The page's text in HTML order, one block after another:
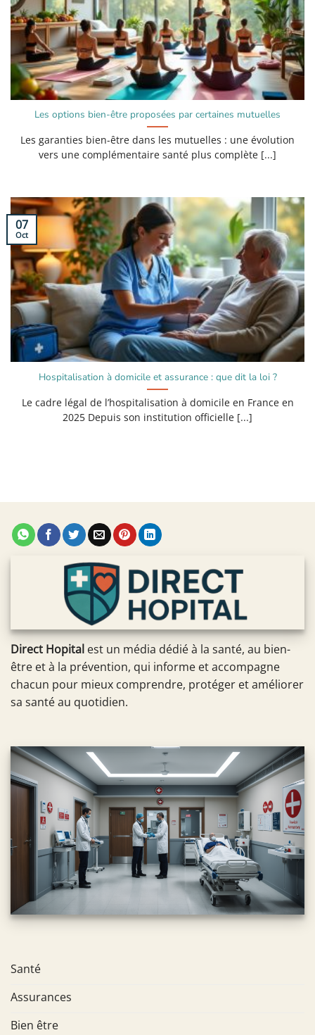
Les options bien-être proposées par certaines mutuelles
Les garanties bien-être dans les mutuelles : une évolution
vers une complémentaire santé plus complète [...]
Hospitalisation à domicile et assurance : que dit la loi ?
Le cadre légal de l’hospitalisation à domicile en France en
2025 Depuis son institution officielle [...]
07
Oct
Direct Hopital est un média dédié à la santé, au bien-
être et à la prévention, qui informe et accompagne
chacun pour mieux comprendre, protéger et améliorer
sa santé au quotidien.
Santé
Assurances
Bien être